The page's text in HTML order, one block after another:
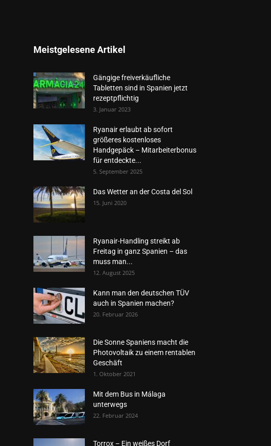
Meistgelesene Artikel
Gängige freiverkäufliche
Tabletten sind in Spanien jetzt
rezeptpflichtig
3. Januar 2023
Ryanair erlaubt ab sofort
größeres kostenloses
Handgepäck – Mitarbeiterbonus
für entdeckte...
5. September 2025
Das Wetter an der Costa del Sol
15. Juni 2020
Ryanair-Handling streikt ab
Freitag in ganz Spanien – das
muss man...
12. August 2025
Kann man den deutschen TÜV
auch in Spanien machen?
20. Februar 2026
Die Sonne Spaniens macht die
Photovoltaik zu einem rentablen
Geschäft
1. Oktober 2021
Mit dem Bus in Málaga
unterwegs
22. Februar 2024
Torrox – Ein weißes Dorf